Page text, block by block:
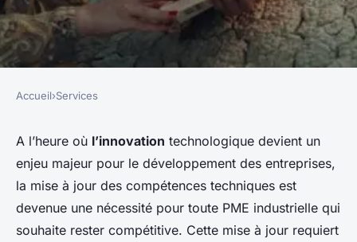
Quelle approche pour la mise
à jour des compétences
techniques dans une PME
industrielle?
Accueil›Services
A l’heure où l’innovation technologique devient un
enjeu majeur pour le développement des entreprises,
la mise à jour des compétences techniques est
devenue une nécessité pour toute PME industrielle qui
souhaite rester compétitive. Cette mise à jour requiert